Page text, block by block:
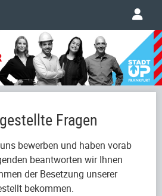
Fragen
bewerben und haben vorab
beantworten wir Ihnen
der Besetzung unserer
bekommen.